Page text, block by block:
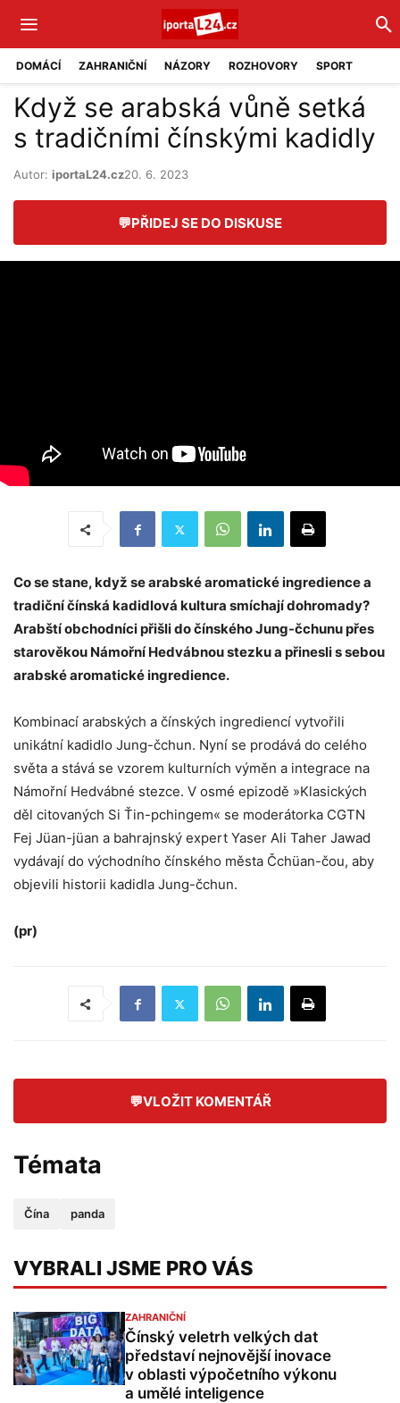
DOMÁCÍ ZAHRANIČNÍ NÁZORY ROZHOVORY SPORT
Když se arabská vůně setká
s tradičními čínskými kadidly
Autor: iportaL24.cz20. 6. 2023
💬PŘIDEJ SE DO DISKUSE
Co se stane, když se arabské aromatické ingredience a
tradiční čínská kadidlová kultura smíchají dohromady?
Arabští obchodníci přišli do čínského Jung-čchunu přes
starověkou Námořní Hedvábnou stezku a přinesli s sebou
arabské aromatické ingredience.
Kombinací arabských a čínských ingrediencí vytvořili
unikátní kadidlo Jung-čchun. Nyní se prodává do celého
světa a stává se vzorem kulturních výměn a integrace na
Námořní Hedvábné stezce. V osmé epizodě »Klasických
děl citovaných Si Ťin-pchingem« se moderátorka CGTN
Fej Jüan-jüan a bahrajnský expert Yaser Ali Taher Jawad
vydávají do východního čínského města Čchüan-čou, aby
objevili historii kadidla Jung-čchun.
(pr)
💬VLOŽIT KOMENTÁŘ
Témata
Čína panda
VYBRALI JSME PRO VÁS
ZAHRANIČNÍ
Čínský veletrh velkých dat
představí nejnovější inovace
v oblasti výpočetního výkonu
a umělé inteligence